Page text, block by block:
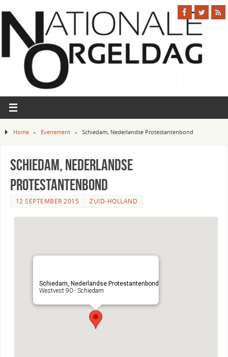
Home » Evenement » Schiedam, Nederlandse Protestantenbond
Schiedam, Nederlandse
Protestantenbond
12 SEPTEMBER 2015 ZUID-HOLLAND
Schiedam, Nederlandse Protestantenbond
Westvest 90 - Schiedam